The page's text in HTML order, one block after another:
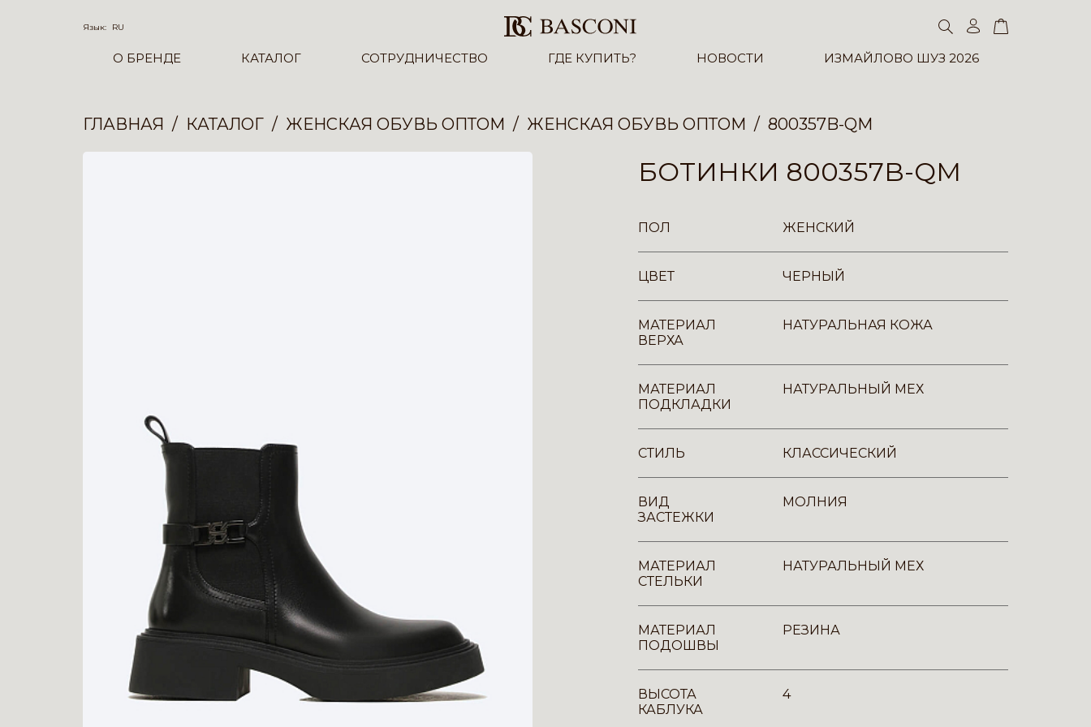
Язык: RU
О БРЕНДЕ КАТАЛОГ СОТРУДНИЧЕСТВО ГДЕ КУПИТЬ? НОВОСТИ ИЗМАЙЛОВО ШУЗ 2026
ГЛАВНАЯ КАТАЛОГ ЖЕНСКАЯ ОБУВЬ ОПТОМ ЖЕНСКАЯ ОБУВЬ ОПТОМ 800357B-QM
БОТИНКИ 800357B-QM
ПОЛ ЖЕНСКИЙ
ЦВЕТ ЧЕРНЫЙ
МАТЕРИАЛ
ВЕРХА
НАТУРАЛЬНАЯ КОЖА
МАТЕРИАЛ
ПОДКЛАДКИ
НАТУРАЛЬНЫЙ МЕХ
СТИЛЬ КЛАССИЧЕСКИЙ
ВИД
ЗАСТЕЖКИ
МОЛНИЯ
МАТЕРИАЛ
СТЕЛЬКИ
НАТУРАЛЬНЫЙ МЕХ
МАТЕРИАЛ
ПОДОШВЫ
РЕЗИНА
ВЫСОТА
КАБЛУКА
4